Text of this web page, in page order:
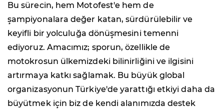
Bu sürecin, hem Motofest'e hem de
şampiyonalara değer katan, sürdürülebilir ve
keyifli bir yolculuğa dönüşmesini temenni
ediyoruz. Amacımız; sporun, özellikle de
motokrosun ülkemizdeki bilinirliğini ve ilgisini
artırmaya katkı sağlamak. Bu büyük global
organizasyonun Türkiye'de yarattığı etkiyi daha da
büyütmek için biz de kendi alanımızda destek